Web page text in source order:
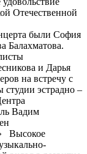
Отечественной
были София
Балахматова.
и Дарья
на встречу с
эстрадно –
Вадим
Высокое